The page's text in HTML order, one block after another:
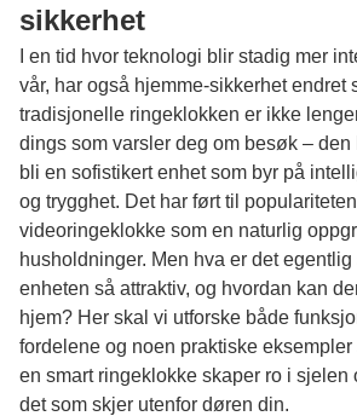
sikkerhet
I en tid hvor teknologi blir stadig mer
vår, har også hjemme-sikkerhet endret
tradisjonelle ringeklokken er ikke
dings som varsler deg om besøk – den
bli en sofistikert enhet som byr på
og trygghet. Det har ført til
videoringeklokke som en naturlig
husholdninger. Men hva er det
enheten så attraktiv, og hvordan kan
hjem? Her skal vi utforske både
fordelene og noen praktiske
en smart ringeklokke skaper ro i sjelen
det som skjer utenfor døren din.